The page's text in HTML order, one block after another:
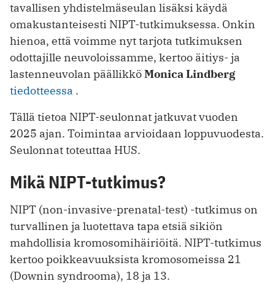
tavallisen yhdistelmäseulan lisäksi käydä
omakustanteisesti NIPT-tutkimuksessa. Onkin
hienoa, että voimme nyt tarjota tutkimuksen
odottajille neuvoloissamme, kertoo äitiys- ja
lastenneuvolan päällikköMonica Lindberg
tiedotteessa .
Tällä tietoa NIPT-seulonnat jatkuvat vuoden
2025 ajan. Toimintaa arvioidaan loppuvuodesta.
Seulonnat toteuttaa HUS.
Mikä NIPT-tutkimus?
NIPT (non-invasive-prenatal-test) -tutkimus on
turvallinen ja luotettava tapa etsiä sikiön
mahdollisia kromosomihäiriöitä. NIPT-tutkimus
kertoo poikkeavuuksista kromosomeissa 21
(Downin syndrooma), 18 ja 13.